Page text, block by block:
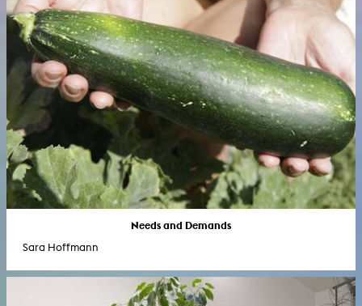
Needs and Demands
Sara Hoffmann